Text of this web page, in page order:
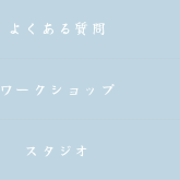
よくある質問
ワークショップ
スタジオ